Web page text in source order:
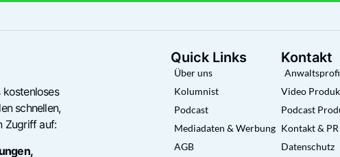
schnellen,
Zugriff auf:
Quick Links
Über uns
Kolumnist
Podcast
Mediadaten & Werbung
AGB
Kontakt
Video
Podcast
Kontakt & PR
Datenschutz